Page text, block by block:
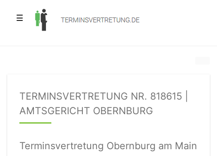
☰
TERMINSVERTRETUNG NR. 818615 |
AMTSGERICHT OBERNBURG
Terminsvertretung Obernburg am Main